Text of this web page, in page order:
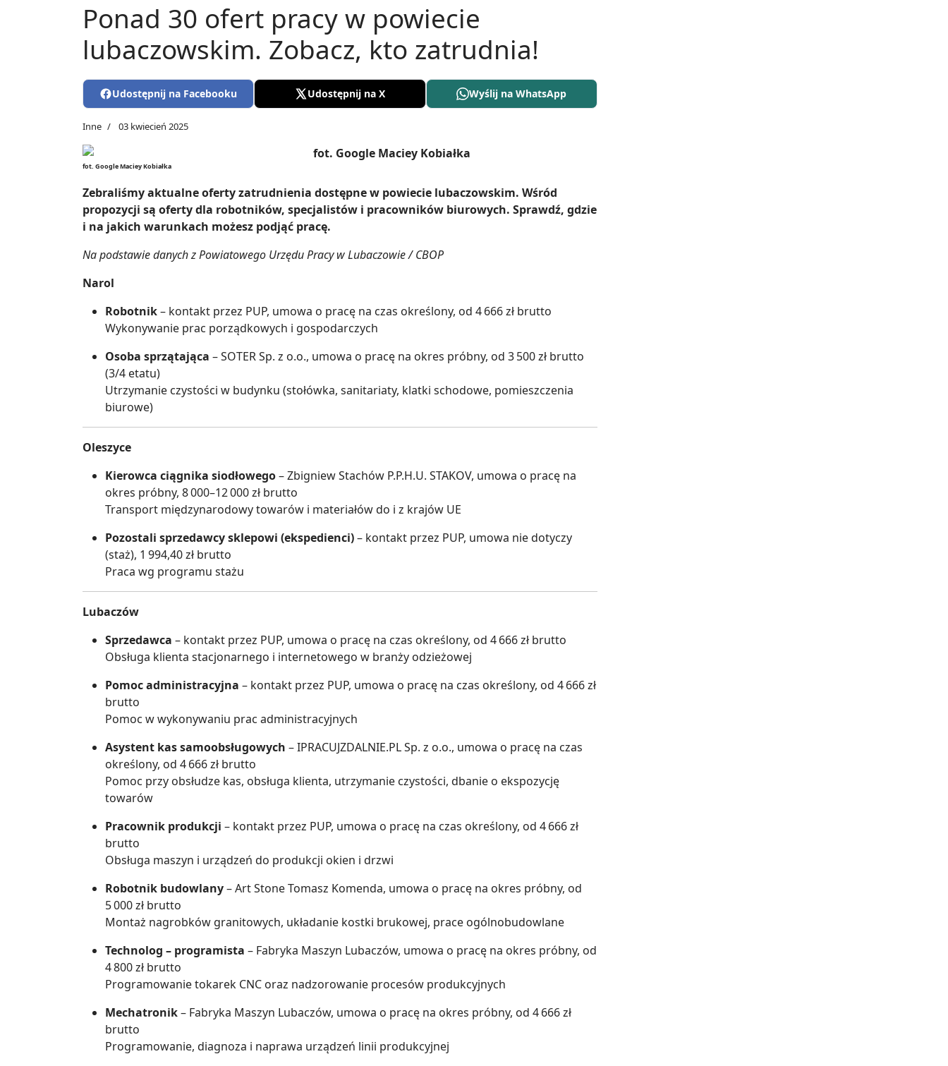
Ponad 30 ofert pracy w powiecie
lubaczowskim. Zobacz, kto zatrudnia!
Udostępnij na Facebooku Udostępnij na X Wyślij na WhatsApp
Inne 03 kwiecień 2025
fot. Google Maciey Kobiałka
Zebraliśmy aktualne oferty zatrudnienia dostępne w powiecie lubaczowskim. Wśród
propozycji są oferty dla robotników, specjalistów i pracowników biurowych. Sprawdź, gdzie
i na jakich warunkach możesz podjąć pracę.
Na podstawie danych z Powiatowego Urzędu Pracy w Lubaczowie / CBOP
Narol
Robotnik– kontakt przez PUP, umowa o pracę na czas określony, od 4 666 zł brutto
Wykonywanie prac porządkowych i gospodarczych
Osoba sprzątająca – SOTER Sp. z o.o., umowa o pracę na okres próbny, od 3 500 zł brutto
(3/4 etatu)
Utrzymanie czystości w budynku (stołówka, sanitariaty, klatki schodowe, pomieszczenia
biurowe)
Oleszyce
Kierowca ciągnika siodłowego– Zbigniew Stachów P.P.H.U. STAKOV, umowa o pracę na
okres próbny, 8 000–12 000 zł brutto
Transport międzynarodowy towarów i materiałów do i z krajów UE
Pozostali sprzedawcy sklepowi (ekspedienci)– kontakt przez PUP, umowa nie dotyczy
(staż), 1 994,40 zł brutto
Praca wg programu stażu
Lubaczów
Sprzedawca – kontakt przez PUP, umowa o pracę na czas określony, od 4 666 zł brutto
Obsługa klienta stacjonarnego i internetowego w branży odzieżowej
Pomoc administracyjna – kontakt przez PUP, umowa o pracę na czas określony, od 4 666 zł
brutto
Pomoc w wykonywaniu prac administracyjnych
Asystent kas samoobsługowych – IPRACUJZDALNIE.PL Sp. z o.o., umowa o pracę na czas
określony, od 4 666 zł brutto
Pomoc przy obsłudze kas, obsługa klienta, utrzymanie czystości, dbanie o ekspozycję
towarów
Pracownik produkcji – kontakt przez PUP, umowa o pracę na czas określony, od 4 666 zł
brutto
Obsługa maszyn i urządzeń do produkcji okien i drzwi
Robotnik budowlany– Art Stone Tomasz Komenda, umowa o pracę na okres próbny, od
5 000 zł brutto
Montaż nagrobków granitowych, układanie kostki brukowej, prace ogólnobudowlane
Technolog – programista – Fabryka Maszyn Lubaczów, umowa o pracę na okres próbny, od
4 800 zł brutto
Programowanie tokarek CNC oraz nadzorowanie procesów produkcyjnych
Mechatronik– Fabryka Maszyn Lubaczów, umowa o pracę na okres próbny, od 4 666 zł
brutto
Programowanie, diagnoza i naprawa urządzeń linii produkcyjnej